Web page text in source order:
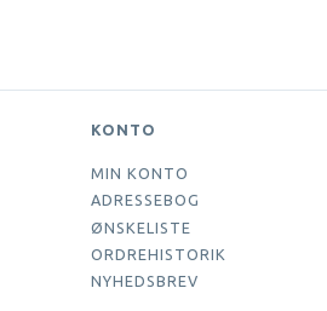
KONTO
MIN KONTO
ADRESSEBOG
ØNSKELISTE
ORDREHISTORIK
NYHEDSBREV